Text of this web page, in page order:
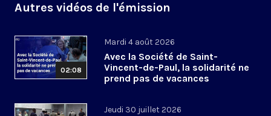
Autres vidéos de l'émission
02:08
Mardi 4 août 2026
Avec la Société de Saint-
Vincent-de-Paul, la solidarité ne
prend pas de vacances
Jeudi 30 juillet 2026